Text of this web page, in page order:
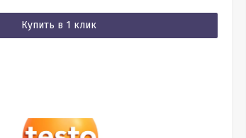
Купить в 1 клик